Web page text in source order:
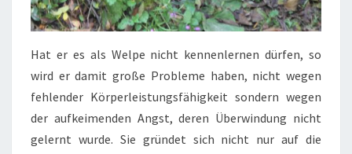
Hat er es als Welpe nicht kennenlernen dürfen, so
wird er damit große Probleme haben, nicht wegen
fehlender Körperleistungsfähigkeit sondern wegen
der aufkeimenden Angst, deren Überwindung nicht
gelernt wurde. Sie gründet sich nicht nur auf die